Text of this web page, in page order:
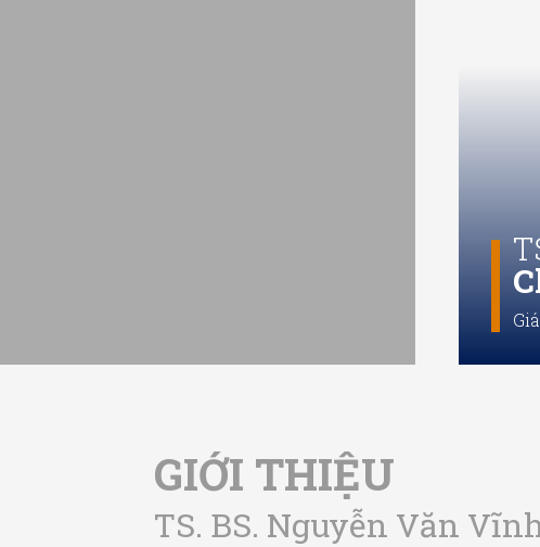
GIỚI THIỆU
TS. BS. Nguyễn Văn